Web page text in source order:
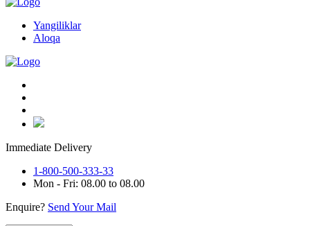
Yangiliklar
Aloqa
Immediate Delivery
1-800-500-333-33
Mon - Fri: 08.00 to 08.00
Enquire? Send Your Mail